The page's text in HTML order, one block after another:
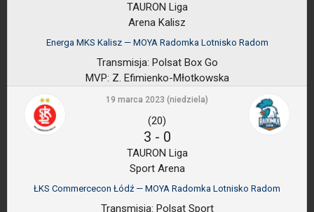
TAURON Liga
Arena Kalisz
Energa MKS Kalisz — MOYA Radomka Lotnisko Radom
Transmisja: Polsat Box Go
MVP: Z. Efimienko-Młotkowska
19 marca 2023 (niedziela)
(20)
3 - 0
TAURON Liga
Sport Arena
ŁKS Commercecon Łódź — MOYA Radomka Lotnisko Radom
Transmisja: Polsat Sport